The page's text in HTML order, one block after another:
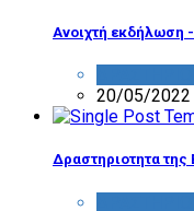
Ανοιχτή εκδήλωση
20/05/2022
Δραστηριοτητα της